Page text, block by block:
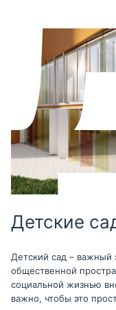
Детские
Детский сад – важный
общественной
социальной жизнью
важно, чтобы это